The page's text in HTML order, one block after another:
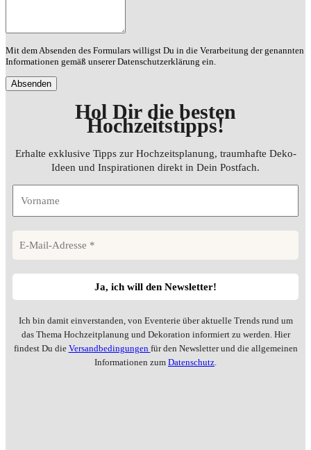
Mit dem Absenden des Formulars willigst Du in die Verarbeitung der genannten
Informationen gemäß unserer Datenschutzerklärung ein.
Hol Dir die besten
Hochzeitstipps!
Erhalte exklusive Tipps zur Hochzeitsplanung, traumhafte Deko-
Ideen und Inspirationen direkt in Dein Postfach.
Ich bin damit einverstanden, von Eventerie über aktuelle Trends rund um
das Thema Hochzeitplanung und Dekoration informiert zu werden. Hier
findest Du die Versandbedingungen für den Newsletter und die allgemeinen
Informationen zum Datenschutz.